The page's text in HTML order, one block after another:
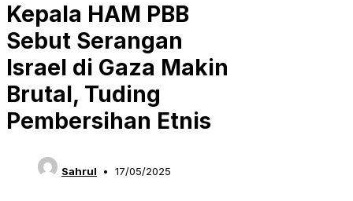
Kepala HAM PBB
Sebut Serangan
Israel di Gaza Makin
Brutal, Tuding
Pembersihan Etnis
Sahrul 17/05/2025